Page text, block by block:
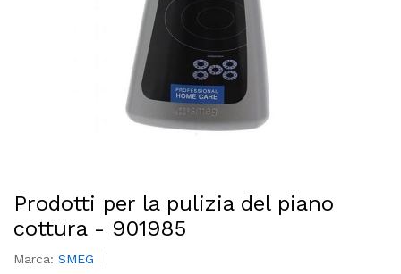
Prodotti per la pulizia del piano
cottura - 901985
Marca: SMEG